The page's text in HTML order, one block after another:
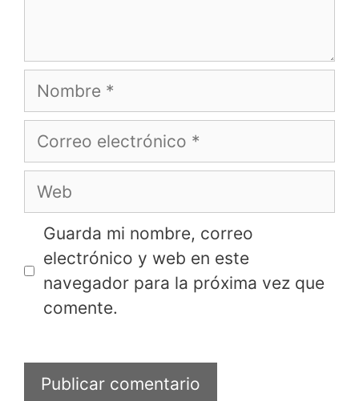
Nombre
Correo
electrónico
Web
Guarda mi nombre, correo
electrónico y web en este
navegador para la próxima vez que
comente.